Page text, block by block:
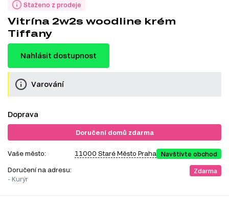
Staženo z prodeje
Vitrína 2w2s woodline krém
Tiffany
Nahlásit dostupnost
Varování
Doprava
Doručení domů zdarma
Vaše město: 11000 Staré Město Praha Navštivte obchod
Doručení na adresu:
- Kurýr
Zdarma